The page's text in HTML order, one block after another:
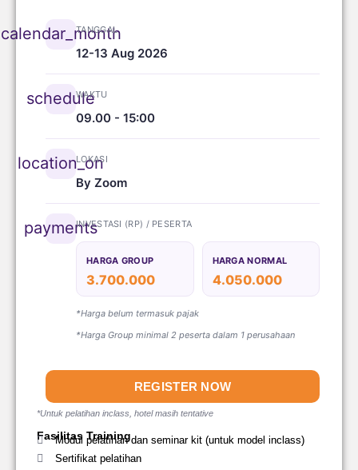
calendar_month
TANGGAL
12-13 Aug 2026
schedule
WAKTU
09.00 - 15:00
location_on
LOKASI
By Zoom
paymentsINVESTASI (RP) / PESERTA
HARGA GROUP
3.700.000
HARGA NORMAL
4.050.000
*Harga belum termasuk pajak
*Harga Group minimal 2 peserta dalam 1 perusahaan
REGISTER NOW
*Untuk pelatihan inclass, hotel masih tentative
Fasilitas Training
Modul pelatihan dan seminar kit (untuk model inclass)
Sertifikat pelatihan